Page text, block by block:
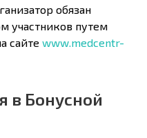
обязан
участников путем
сайте www.medcentr-
в Бонусной